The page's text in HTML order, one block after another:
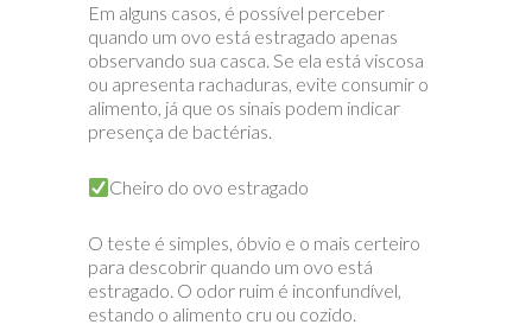
Em alguns casos, é possível perceber
quando um ovo está estragado apenas
observando sua casca. Se ela está viscosa
ou apresenta rachaduras, evite consumir o
alimento, já que os sinais podem indicar
presença de bactérias.
Cheiro do ovo estragado
O teste é simples, óbvio e o mais certeiro
para descobrir quando um ovo está
estragado. O odor ruim é inconfundível,
estando o alimento cru ou cozido.